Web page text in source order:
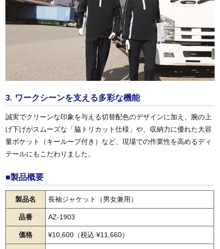
3. ワークシーンを支える多彩な機能
誠実でクリーンな印象を与える切替配色のデザインに加え、腕の上
げ下げがスムーズな「脇トリカット仕様」や、収納力に優れた大容
量ポケット（キーループ付き）など、現場での作業性を高めるディ
テールにもこだわりました。
■製品概要
製品名 長袖ジャケット（男女兼用）
品番 AZ-1903
価格 ¥10,600（税込 ¥11,660）